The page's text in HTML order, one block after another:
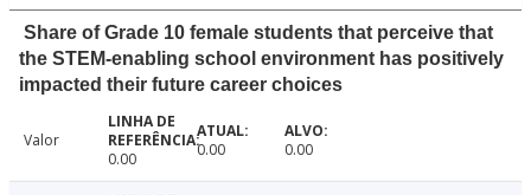
Share of Grade 10 female students that perceive that
the STEM-enabling school environment has positively
impacted their future career choices
Valor
0.00
0.00 0.00